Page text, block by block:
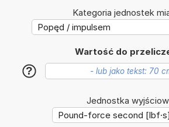
Kategoria jednostek
Wartość do
?
Jednostka